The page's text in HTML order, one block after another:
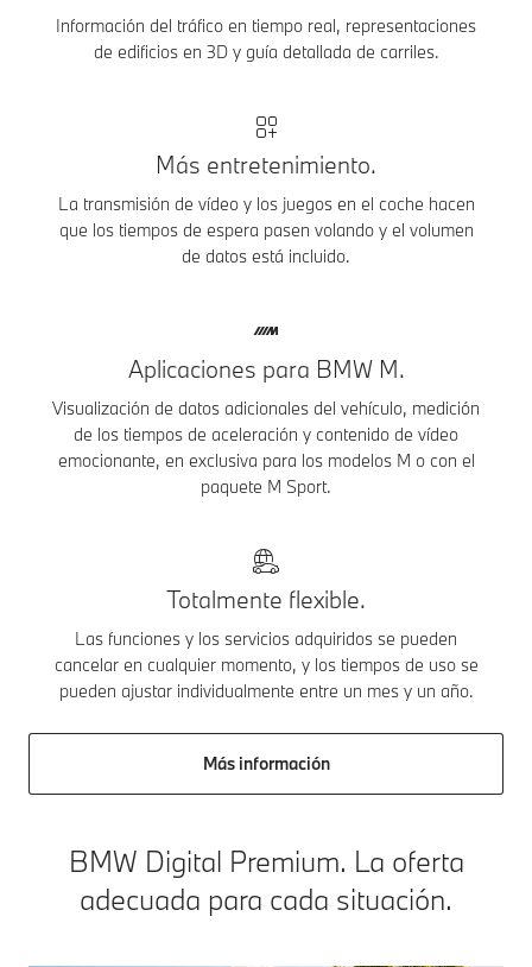
Información del tráfico en tiempo real, representaciones
de edificios en 3D y guía detallada de carriles.
Más entretenimiento.
La transmisión de vídeo y los juegos en el coche hacen
que los tiempos de espera pasen volando y el volumen
de datos está incluido.
Aplicaciones para BMW M.
Visualización de datos adicionales del vehículo, medición
de los tiempos de aceleración y contenido de vídeo
emocionante, en exclusiva para los modelos M o con el
paquete M Sport.
Totalmente flexible.
Las funciones y los servicios adquiridos se pueden
cancelar en cualquier momento, y los tiempos de uso se
pueden ajustar individualmente entre un mes y un año.
Más información
BMW Digital Premium. La oferta
adecuada para cada situación.